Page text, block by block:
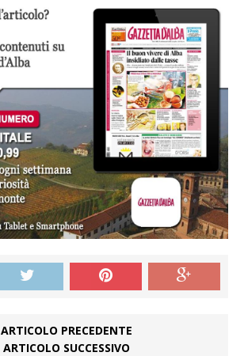
ARTICOLO PRECEDENTE
ARTICOLO SUCCESSIVO